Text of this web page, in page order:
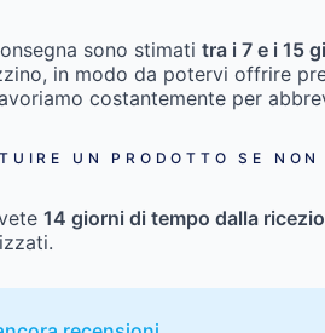
sono stimatitra i 7 e i 15
in modo da potervi offrire
costantemente per
UN PRODOTTO SE
14 giorni di tempo dalla